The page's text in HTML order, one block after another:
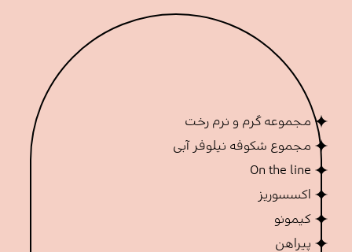
مجموعه گرم و نرم رخت
مجموع شکوفه نیلوفر آبی
On the line
اکسسوریز
کیمونو
پیراهن